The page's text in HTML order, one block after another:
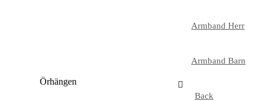
Armband Herr
Armband Barn
Örhängen
Back